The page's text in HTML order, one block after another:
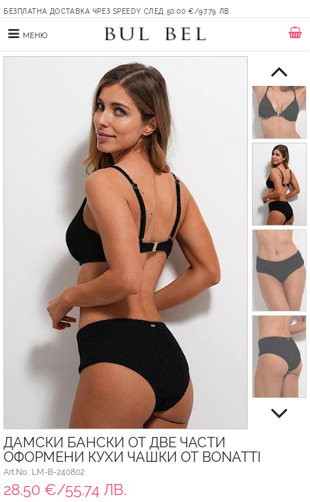
БЕЗПЛАТНА ДОСТАВКА ЧРЕЗ SPEEDY СЛЕД 50.00 €/97.79 ЛВ.
МЕНЮ
ДАМСКИ БАНСКИ ОТ ДВЕ ЧАСТИ
ОФОРМЕНИ КУХИ ЧАШКИ ОТ BONATTI
Art.No.: LM-B-240802
28.50 €/55.74 ЛВ.